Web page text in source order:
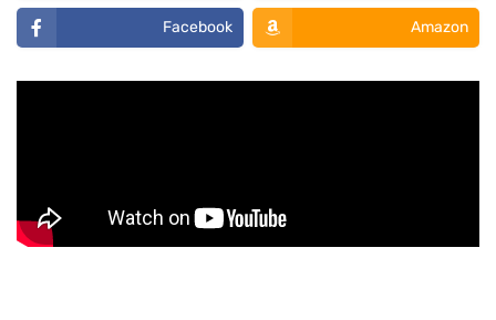
Facebook Amazon